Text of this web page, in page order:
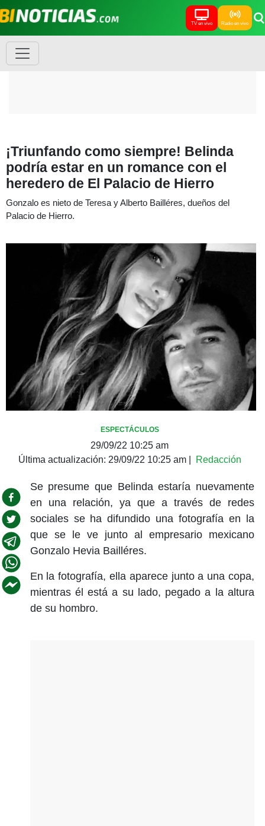
TV en vivo Radio en vivo
¡Triunfando como siempre! Belinda
podría estar en un romance con el
heredero de El Palacio de Hierro
Gonzalo es nieto de Teresa y Alberto Bailléres, dueños del
Palacio de Hierro.
ESPECTÁCULOS
29/09/22 10:25 am
Última actualización: 29/09/22 10:25 am| Redacción
Se presume que Belinda estaría nuevamente
en una relación, ya que a través de redes
sociales se ha difundido una fotografía en la
que se le ve junto al empresario mexicano
Gonzalo Hevia Bailléres.
En la fotografía, ella aparece junto a una copa,
mientras él está a su lado, pegado a la altura
de su hombro.